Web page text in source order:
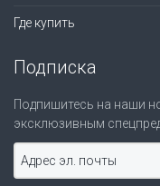
Где купить
Подписка
Подпишитесь на наши
эксклюзивным